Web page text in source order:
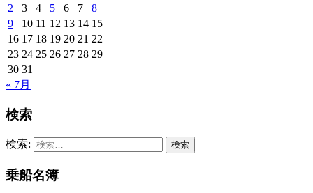
2
3 4 5 6 7
8
9
10 11 12 13 14 15
16 17 18 19 20 21 22
23 24 25 26 27 28 29
30 31
« 7月
検索
検索:
乗船名簿